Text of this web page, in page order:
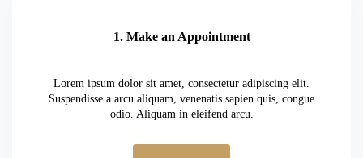
1. Make an Appointment
Lorem ipsum dolor sit amet, consectetur adipiscing elit.
Suspendisse a arcu aliquam, venenatis sapien quis, congue
odio. Aliquam in eleifend arcu.